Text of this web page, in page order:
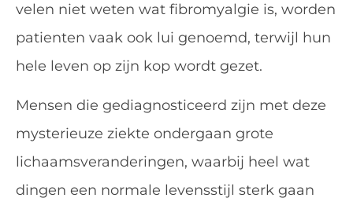
velen niet weten wat fibromyalgie is, worden
patienten vaak ook lui genoemd, terwijl hun
hele leven op zijn kop wordt gezet.
Mensen die gediagnosticeerd zijn met deze
mysterieuze ziekte ondergaan grote
lichaamsveranderingen, waarbij heel wat
dingen een normale levensstijl sterk gaan